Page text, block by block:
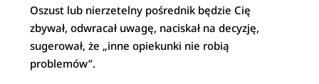
Oszust lub nierzetelny pośrednik będzie Cię
zbywał, odwracał uwagę, naciskał na decyzję,
sugerował, że „inne opiekunki nie robią
problemów”.